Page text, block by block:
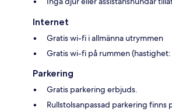
Internet
Gratis wi-fi i allmänna utrymmen
Gratis wi-fi på rummen
Parkering
Gratis parkering erbjuds.
Rullstolsanpassad parkering finns